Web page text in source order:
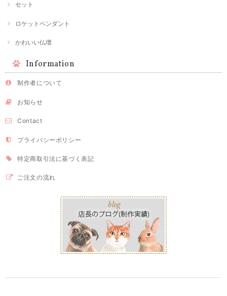
セット
ロケットペンダント
かわいい仏壇
Information
制作者について
お知らせ
Contact
プライバシーポリシー
特定商取引法に基づく表記
ご注文の流れ